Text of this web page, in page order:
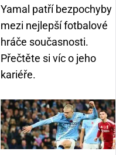
Yamal patří bezpochyby
mezi nejlepší fotbalové
hráče současnosti.
Přečtěte si víc o jeho
kariéře.